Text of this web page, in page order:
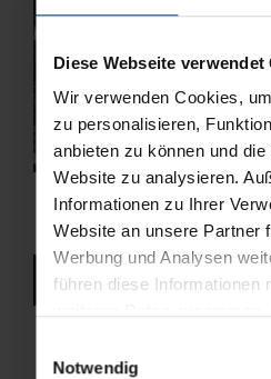
Diese Webseite verwendet
Wir verwenden Cookies,
zu personalisieren,
anbieten zu können und
Website zu analysieren.
Informationen zu Ihrer
Website an unsere Partner
Werbung und Analysen
führen diese Informationen
Nutzung der Dienste
Notwendig
back to overview